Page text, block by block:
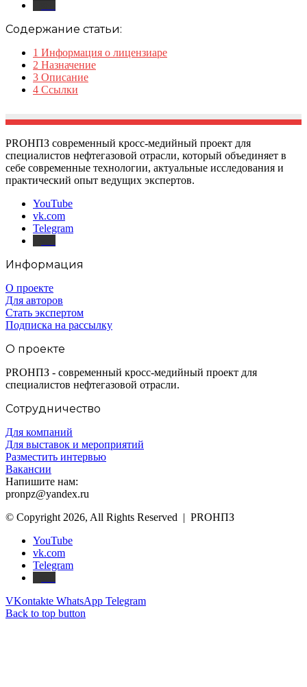
Содержание статьи:
1 Информация о лицензиаре
2 Назначение
3 Описание
4 Ссылки
PROНПЗ современный кросс-медийный проект для
специалистов нефтегазовой отрасли, который объединяет в
себе современные технологии, актуальные исследования и
практический опыт ведущих экспертов.
YouTube
vk.com
Telegram
Информация
О проекте
Для авторов
Стать экспертом
Подписка на рассылку
О проекте
PROНПЗ - современный кросс-медийный проект для
специалистов нефтегазовой отрасли.
Сотрудничество
Для компаний
Для выставок и мероприятий
Разместить интервью
Вакансии
Напишите нам:
pronpz@yandex.ru
© Copyright 2026, All Rights Reserved | PROНПЗ
YouTube
vk.com
Telegram
VKontakte WhatsApp Telegram
Back to top button